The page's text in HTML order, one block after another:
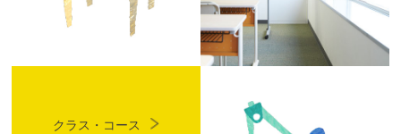
クラス・コース